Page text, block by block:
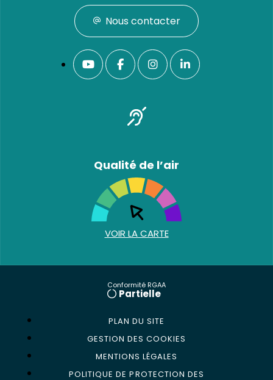
Nous contacter
Qualité de l’air
VOIR LA CARTE
Conformité RGAA
Partielle
PLAN DU SITE
GESTION DES COOKIES
MENTIONS LÉGALES
POLITIQUE DE PROTECTION DES